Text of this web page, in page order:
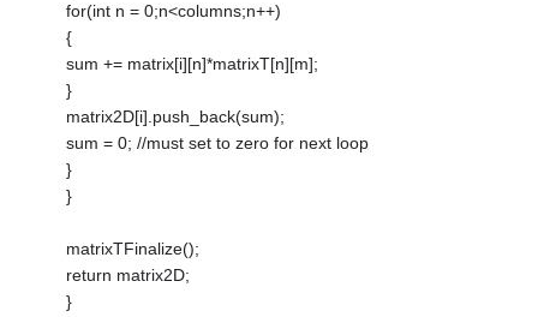
for(int n = 0;n<columns;n++)
{
sum += matrix[i][n]*matrixT[n][m];
}
matrix2D[i].push_back(sum);
sum = 0; //must set to zero for next loop
}
}
matrixTFinalize();
return matrix2D;
}